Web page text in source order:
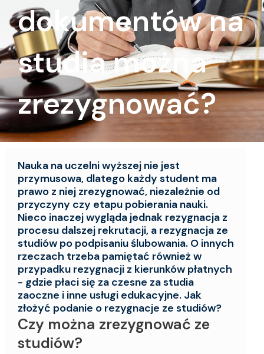
dokumentów na
studia można
zrezygnować?
Nauka na uczelni wyższej nie jest
przymusowa, dlatego każdy student ma
prawo z niej zrezygnować, niezależnie od
przyczyny czy etapu pobierania nauki.
Nieco inaczej wygląda jednak rezygnacja z
procesu dalszej rekrutacji, a rezygnacja ze
studiów po podpisaniu ślubowania. O innych
rzeczach trzeba pamiętać również w
przypadku rezygnacji z kierunków płatnych
- gdzie płaci się za czesne za studia
zaoczne i inne usługi edukacyjne. Jak
złożyć podanie o rezygnacje ze studiów?
Czy można zrezygnować ze
studiów?